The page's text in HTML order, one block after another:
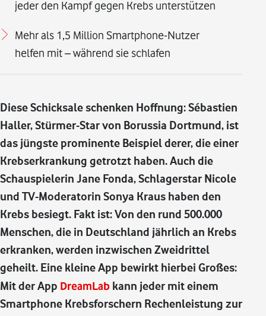
jeder den Kampf gegen Krebs unterstützen
Mehr als 1,5 Million Smartphone-Nutzer
helfen mit – während sie schlafen
Diese Schicksale schenken Hoffnung: Sébastien
Haller, Stürmer-Star von Borussia Dortmund, ist
das jüngste prominente Beispiel derer, die einer
Krebserkrankung getrotzt haben. Auch die
Schauspielerin Jane Fonda, Schlagerstar Nicole
und TV-Moderatorin Sonya Kraus haben den
Krebs besiegt. Fakt ist: Von den rund 500.000
Menschen, die in Deutschland jährlich an Krebs
erkranken, werden inzwischen Zweidrittel
geheilt. Eine kleine App bewirkt hierbei Großes:
Mit der App DreamLab kann jeder mit einem
Smartphone Krebsforschern Rechenleistung zur